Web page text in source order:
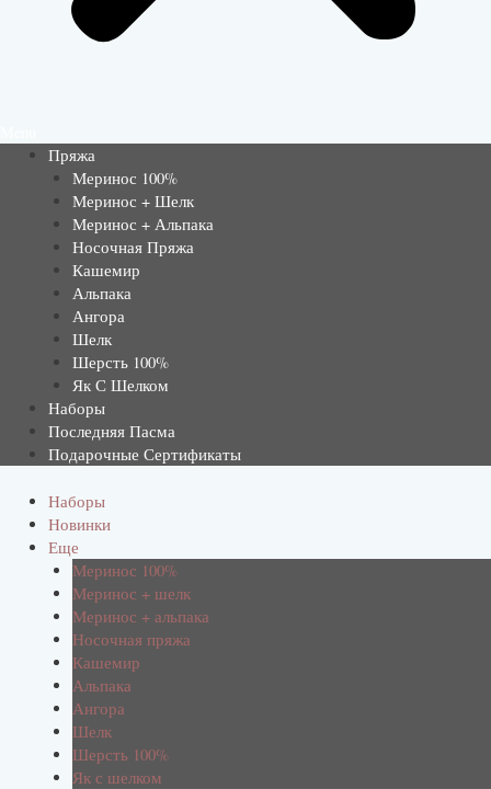
Пряжа
Меринос 100%
Меринос + Шелк
Меринос + Альпака
Носочная Пряжа
Кашемир
Альпака
Ангора
Шелк
Шерсть 100%
Як С Шелком
Наборы
Последняя Пасма
Подарочные Сертификаты
Наборы
Новинки
Еще
Меринос 100%
Меринос + шелк
Меринос + альпака
Носочная пряжа
Кашемир
Альпака
Ангора
Шелк
Шерсть 100%
Як с шелком